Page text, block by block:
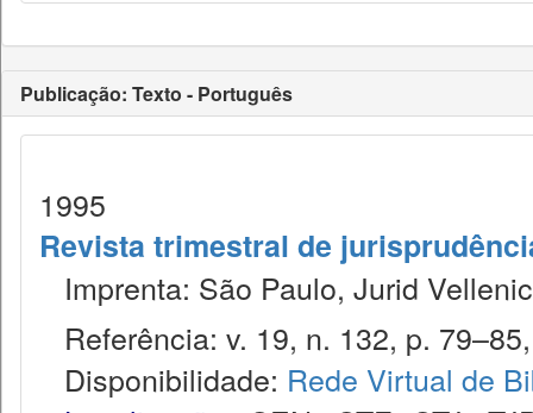
Publicação: Texto - Português
1995
Revista trimestral de
Imprenta: São Paulo, Jurid
Referência: v. 19, n. 132, p.
Disponibilidade: Rede Virtual de